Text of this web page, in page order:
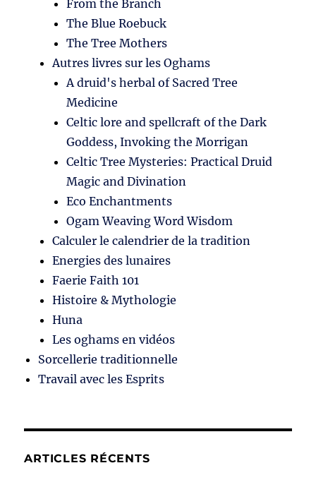
From the Branch
The Blue Roebuck
The Tree Mothers
Autres livres sur les Oghams
A druid's herbal of Sacred Tree
Medicine
Celtic lore and spellcraft of the Dark
Goddess, Invoking the Morrigan
Celtic Tree Mysteries: Practical Druid
Magic and Divination
Eco Enchantments
Ogam Weaving Word Wisdom
Calculer le calendrier de la tradition
Energies des lunaires
Faerie Faith 101
Histoire & Mythologie
Huna
Les oghams en vidéos
Sorcellerie traditionnelle
Travail avec les Esprits
ARTICLES RÉCENTS